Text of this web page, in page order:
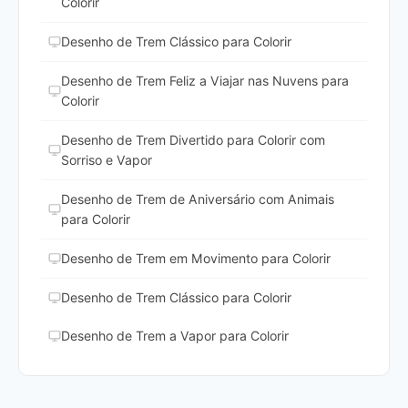
Desenho de Trem Clássico para Colorir
Desenho de Trem Feliz a Viajar nas Nuvens para
Colorir
Desenho de Trem Divertido para Colorir com
Sorriso e Vapor
Desenho de Trem de Aniversário com Animais
para Colorir
Desenho de Trem em Movimento para Colorir
Desenho de Trem Clássico para Colorir
Desenho de Trem a Vapor para Colorir